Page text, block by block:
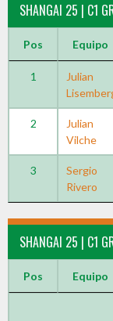
SHANGAI 25 | C1
Pos Equipo
1
Julian
2
Julian
Vilche
3
Sergio
Rivero
SHANGAI 25 | C1
Pos Equipo